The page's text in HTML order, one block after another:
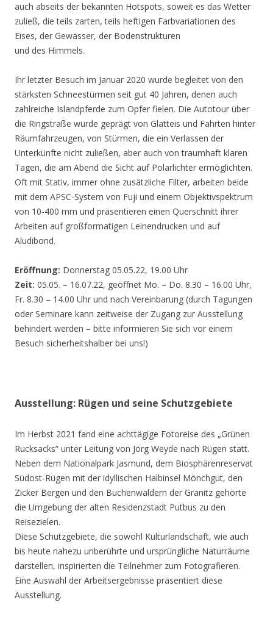
auch abseits der bekannten Hotspots, soweit es das Wetter
zuließ, die teils zarten, teils heftigen Farbvariationen des
Eises, der Gewässer, der Bodenstrukturen
und des Himmels.
Ihr letzter Besuch im Januar 2020 wurde begleitet von den
stärksten Schneestürmen seit gut 40 Jahren, denen auch
zahlreiche Islandpferde zum Opfer fielen. Die Autotour über
die Ringstraße wurde geprägt von Glatteis und Fahrten hinter
Räumfahrzeugen, von Stürmen, die ein Verlassen der
Unterkünfte nicht zuließen, aber auch von traumhaft klaren
Tagen, die am Abend die Sicht auf Polarlichter ermöglichten.
Oft mit Stativ, immer ohne zusätzliche Filter, arbeiten beide
mit dem APSC-System von Fuji und einem Objektivspektrum
von 10-400 mm und präsentieren einen Querschnitt ihrer
Arbeiten auf großformatigen Leinendrucken und auf
Aludibond.
Eröffnung: Donnerstag 05.05.22, 19.00 Uhr
Zeit: 05.05. – 16.07.22, geöffnet Mo. – Do. 8.30 – 16.00 Uhr,
Fr. 8.30 – 14.00 Uhr und nach Vereinbarung (durch Tagungen
oder Seminare kann zeitweise der Zugang zur Ausstellung
behindert werden – bitte informieren Sie sich vor einem
Besuch sicherheitshalber bei uns!)
Ausstellung: Rügen und seine Schutzgebiete
Im Herbst 2021 fand eine achttägige Fotoreise des „Grünen
Rucksacks“ unter Leitung von Jörg Weyde nach Rügen statt.
Neben dem Nationalpark Jasmund, dem Biosphärenreservat
Südost-Rügen mit der idyllischen Halbinsel Mönchgut, den
Zicker Bergen und den Buchenwäldern der Granitz gehörte
die Umgebung der alten Residenzstadt Putbus zu den
Reisezielen.
Diese Schutzgebiete, die sowohl Kulturlandschaft, wie auch
bis heute nahezu unberührte und ursprüngliche Naturräume
darstellen, inspirierten die Teilnehmer zum Fotografieren.
Eine Auswahl der Arbeitsergebnisse präsentiert diese
Ausstellung.